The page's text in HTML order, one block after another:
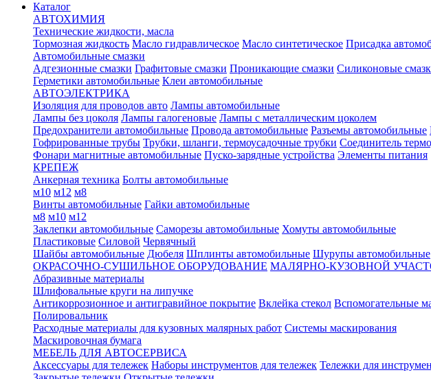
Каталог
АВТОХИМИЯ
Технические жидкости, масла
Тормозная жидкость Масло гидравлическое Масло синтетическое Присадка
Автомобильные смазки
Адгезионные смазки Графитовые смазки Проникающие смазки Силиконовые
Герметики автомобильные Клеи автомобильные
АВТОЭЛЕКТРИКА
Изоляция для проводов авто Лампы автомобильные
Лампы без цоколя Лампы галогеновые Лампы с металлическим цоколем
Предохранители автомобильные Провода автомобильные Разъемы автомобильные
Гофрированные трубы Трубки, шланги, термоусадочные трубки Соединитель
Фонари магнитные автомобильные Пуско-зарядные устройства Элементы питания
КРЕПЕЖ
Анкерная техника Болты автомобильные
м10 м12 м8
Винты автомобильные Гайки автомобильные
м8 м10 м12
Заклепки автомобильные Саморезы автомобильные Хомуты автомобильные
Пластиковые Силовой Червячный
Шайбы автомобильные Дюбеля Шплинты автомобильные Шурупы автомобильные
ОКРАСОЧНО-СУШИЛЬНОЕ ОБОРУДОВАНИЕ МАЛЯРНО-КУЗОВНОЙ
Абразивные материалы
Шлифовальные круги на липучке
Антикоррозионное и антигравийное покрытие Вклейка стекол Вспомогательные
Полировальник
Расходные материалы для кузовных малярных работ Системы маскирования
Маскировочная бумага
МЕБЕЛЬ ДЛЯ АВТОСЕРВИСА
Аксессуары для тележек Наборы инструментов для тележек Тележки для